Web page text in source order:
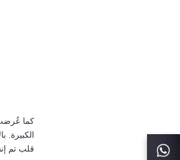
كما
الكبيرة.
قلب تم